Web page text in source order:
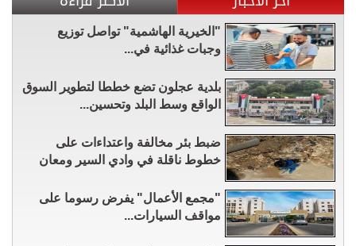
"الخيرية الهاشمية" تواصل توزيع
وجبات غذائية في...
بلدية عجلون تضع خططا لتطوير السوق
الواقع وسط البلد وتحسين...
ضبط بئر مخالفة واعتداءات على
خطوط ناقلة في وادي السير ومعان
"مجمع الأعمال" يفرض رسوما على
مواقف السيارات...